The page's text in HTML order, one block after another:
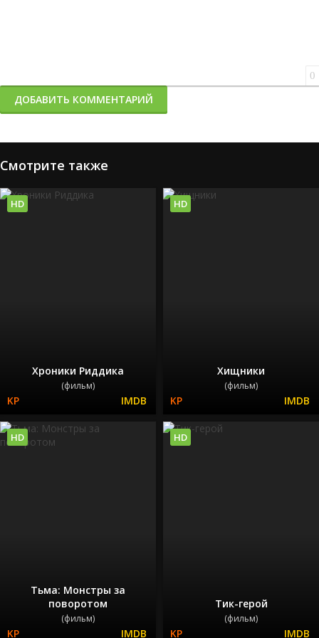
0
ДОБАВИТЬ КОММЕНТАРИЙ
Смотрите также
Хроники Риддика
(фильм)
HD
Хищники
(фильм)
HD
Тьма: Монстры за
поворотом
(фильм)
HD
Тик-герой
(фильм)
HD